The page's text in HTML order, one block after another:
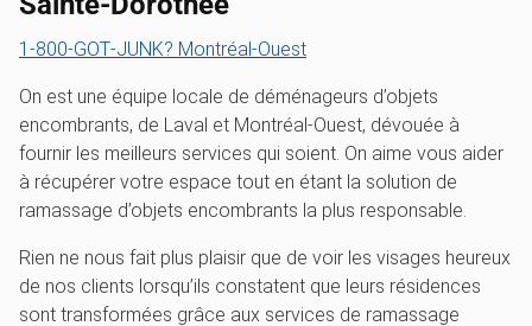
1‑800‑GOT‑JUNK? Montréal-Ouest
On est une équipe locale de déménageurs d’objets
encombrants, de Laval et Montréal-Ouest, dévouée à
fournir les meilleurs services qui soient. On aime vous aider
à récupérer votre espace tout en étant la solution de
ramassage d’objets encombrants la plus responsable.
Rien ne nous fait plus plaisir que de voir les visages heureux
de nos clients lorsqu’ils constatent que leurs résidences
sont transformées grâce aux services de ramassage